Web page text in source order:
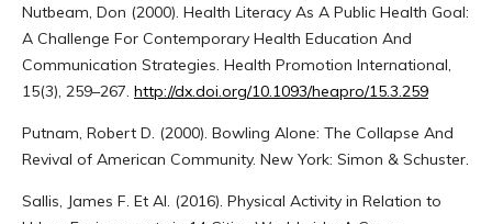
Nutbeam, Don (2000). Health Literacy As A Public Health Goal:
A Challenge For Contemporary Health Education And
Communication Strategies. Health Promotion International,
15(3), 259–267. http://dx.doi.org/10.1093/heapro/15.3.259
Putnam, Robert D. (2000). Bowling Alone: The Collapse And
Revival of American Community. New York: Simon & Schuster.
Sallis, James F. Et Al. (2016). Physical Activity in Relation to